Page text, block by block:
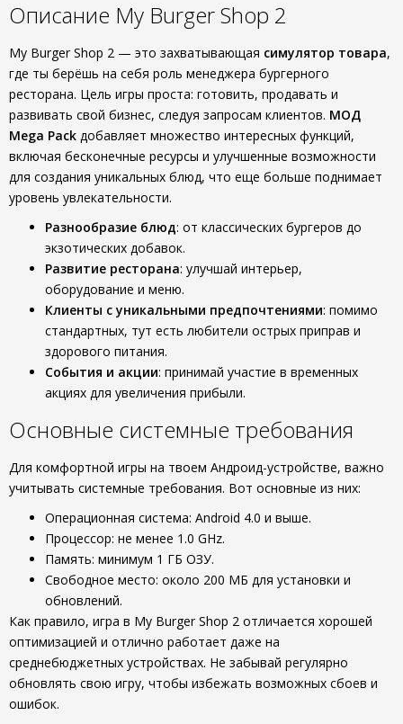
Описание My Burger Shop 2
My Burger Shop 2 — это захватывающая симулятор товара,
где ты берёшь на себя роль менеджера бургерного
ресторана. Цель игры проста: готовить, продавать и
развивать свой бизнес, следуя запросам клиентов. МОД
Mega Pack добавляет множество интересных функций,
включая бесконечные ресурсы и улучшенные возможности
для создания уникальных блюд, что еще больше поднимает
уровень увлекательности.
Разнообразие блюд: от классических бургеров до
экзотических добавок.
Развитие ресторана: улучшай интерьер,
оборудование и меню.
Клиенты с уникальными предпочтениями: помимо
стандартных, тут есть любители острых приправ и
здорового питания.
События и акции: принимай участие в временных
акциях для увеличения прибыли.
Основные системные требования
Для комфортной игры на твоем Андроид-устройстве, важно
учитывать системные требования. Вот основные из них:
Операционная система: Android 4.0 и выше.
Процессор: не менее 1.0 GHz.
Память: минимум 1 ГБ ОЗУ.
Свободное место: около 200 МБ для установки и
обновлений.
Как правило, игра в My Burger Shop 2 отличается хорошей
оптимизацией и отлично работает даже на
среднебюджетных устройствах. Не забывай регулярно
обновлять свою игру, чтобы избежать возможных сбоев и
ошибок.